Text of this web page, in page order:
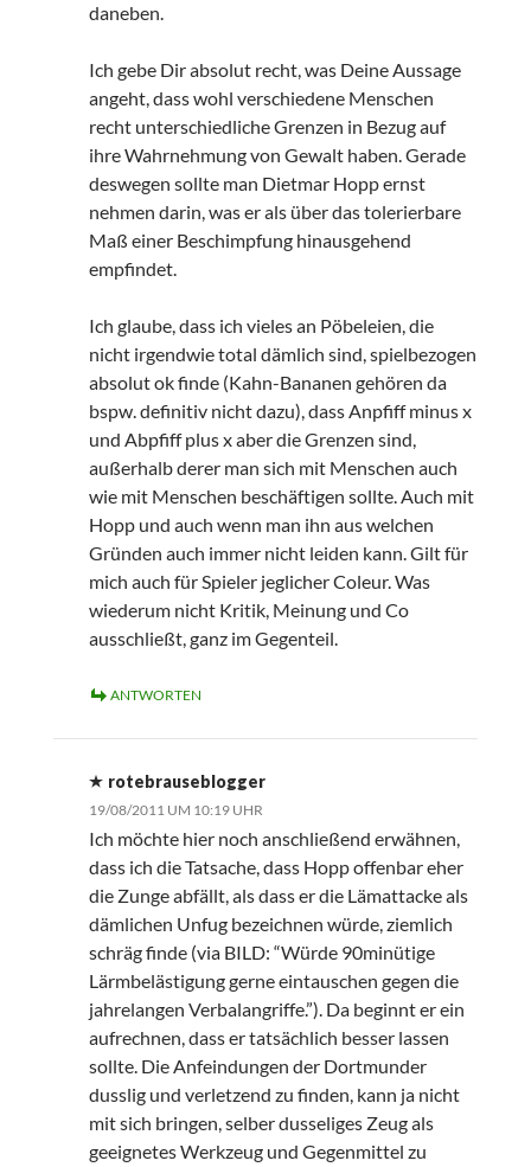
daneben.
Ich gebe Dir absolut recht, was Deine Aussage
angeht, dass wohl verschiedene Menschen
recht unterschiedliche Grenzen in Bezug auf
ihre Wahrnehmung von Gewalt haben. Gerade
deswegen sollte man Dietmar Hopp ernst
nehmen darin, was er als über das tolerierbare
Maß einer Beschimpfung hinausgehend
empfindet.
Ich glaube, dass ich vieles an Pöbeleien, die
nicht irgendwie total dämlich sind, spielbezogen
absolut ok finde (Kahn-Bananen gehören da
bspw. definitiv nicht dazu), dass Anpfiff minus x
und Abpfiff plus x aber die Grenzen sind,
außerhalb derer man sich mit Menschen auch
wie mit Menschen beschäftigen sollte. Auch mit
Hopp und auch wenn man ihn aus welchen
Gründen auch immer nicht leiden kann. Gilt für
mich auch für Spieler jeglicher Coleur. Was
wiederum nicht Kritik, Meinung und Co
ausschließt, ganz im Gegenteil.
ANTWORTEN
rotebrauseblogger
19/08/2011 UM 10:19 UHR
Ich möchte hier noch anschließend erwähnen,
dass ich die Tatsache, dass Hopp offenbar eher
die Zunge abfällt, als dass er die Lämattacke als
dämlichen Unfug bezeichnen würde, ziemlich
schräg finde (via BILD: “Würde 90minütige
Lärmbelästigung gerne eintauschen gegen die
jahrelangen Verbalangriffe.”). Da beginnt er ein
aufrechnen, dass er tatsächlich besser lassen
sollte. Die Anfeindungen der Dortmunder
dusslig und verletzend zu finden, kann ja nicht
mit sich bringen, selber dusseliges Zeug als
geeignetes Werkzeug und Gegenmittel zu